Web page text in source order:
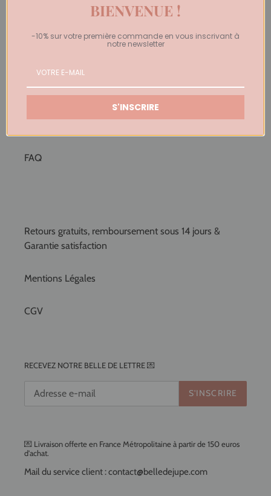
FAQ
Retours gratuits, remboursement sous 14 jours &
Garantie satisfaction
Mentions Légales
CGV
RECEVEZ NOTRE BELLE DE LETTRE 💌
S'INSCRIRE
💌 Livraison offerte en France Métropolitaine à partir de 150 euros
d'achat.
Mail du service client : contact@belledejupe.com
BIENVENUE !
-10% sur votre première commande en vous inscrivant à
notre newsletter
S'INSCRIRE